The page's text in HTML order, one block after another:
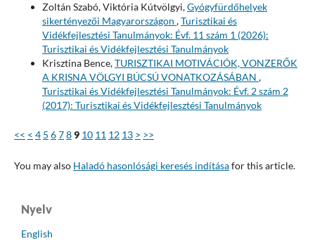
Zoltán Szabó, Viktória Kútvölgyi,Gyógyfürdőhelyek
sikertényezői Magyarországon ,Turisztikai és
Vidékfejlesztési Tanulmányok: Évf. 11 szám 1 (2026):
Turisztikai és Vidékfejlesztési Tanulmányok
Krisztina Bence,TURISZTIKAI MOTIVÁCIÓK, VONZERŐK
A KRISNA VÖLGYI BÚCSÚ VONATKOZÁSÁBAN ,
Turisztikai és Vidékfejlesztési Tanulmányok: Évf. 2 szám 2
(2017): Turisztikai és Vidékfejlesztési Tanulmányok
<< < 4 5 6789 10 11 12 13 > >>
You may also Haladó hasonlósági keresés indításafor this article.
Nyelv
English